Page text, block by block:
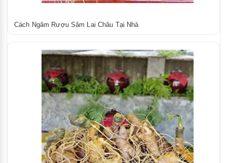
Cách Ngâm Rượu Sâm Lai Châu Tại Nhà